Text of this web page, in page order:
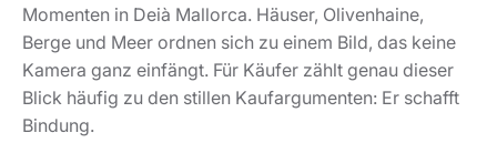
Momenten in Deià Mallorca. Häuser, Olivenhaine,
Berge und Meer ordnen sich zu einem Bild, das keine
Kamera ganz einfängt. Für Käufer zählt genau dieser
Blick häufig zu den stillen Kaufargumenten: Er schafft
Bindung.